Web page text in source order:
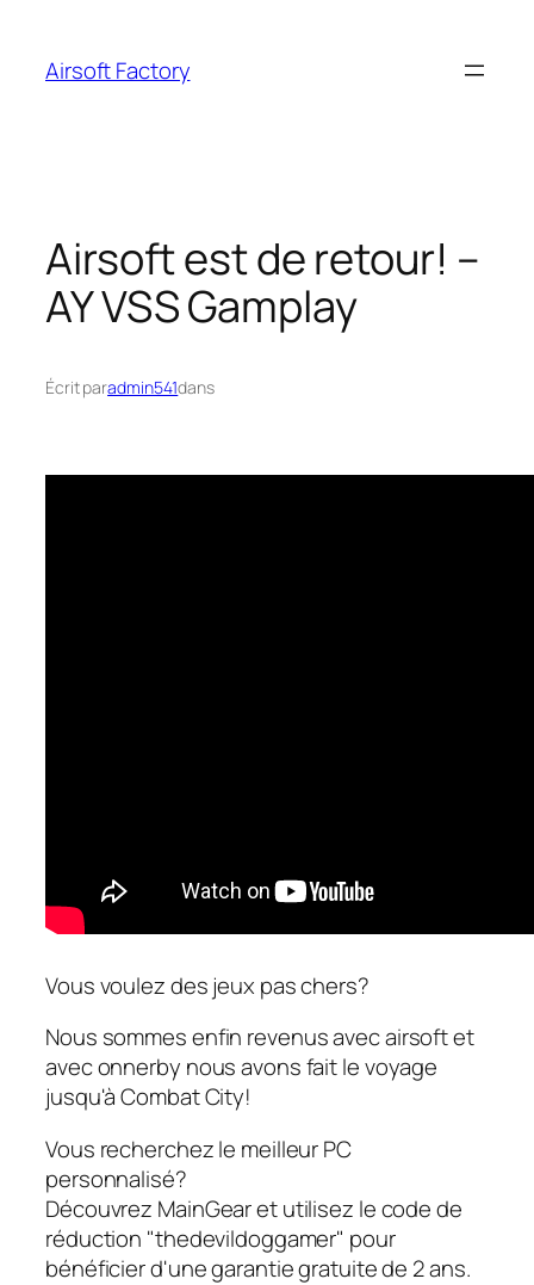
contenu
Airsoft Factory
Airsoft est de retour! –
AY VSS Gamplay
Écrit paradmin541dans
Vous voulez des jeux pas chers?
Nous sommes enfin revenus avec airsoft et
avec onnerby nous avons fait le voyage
jusqu'à Combat City!
Vous recherchez le meilleur PC
personnalisé?
Découvrez MainGear et utilisez le code de
réduction "thedevildoggamer" pour
bénéficier d'une garantie gratuite de 2 ans.